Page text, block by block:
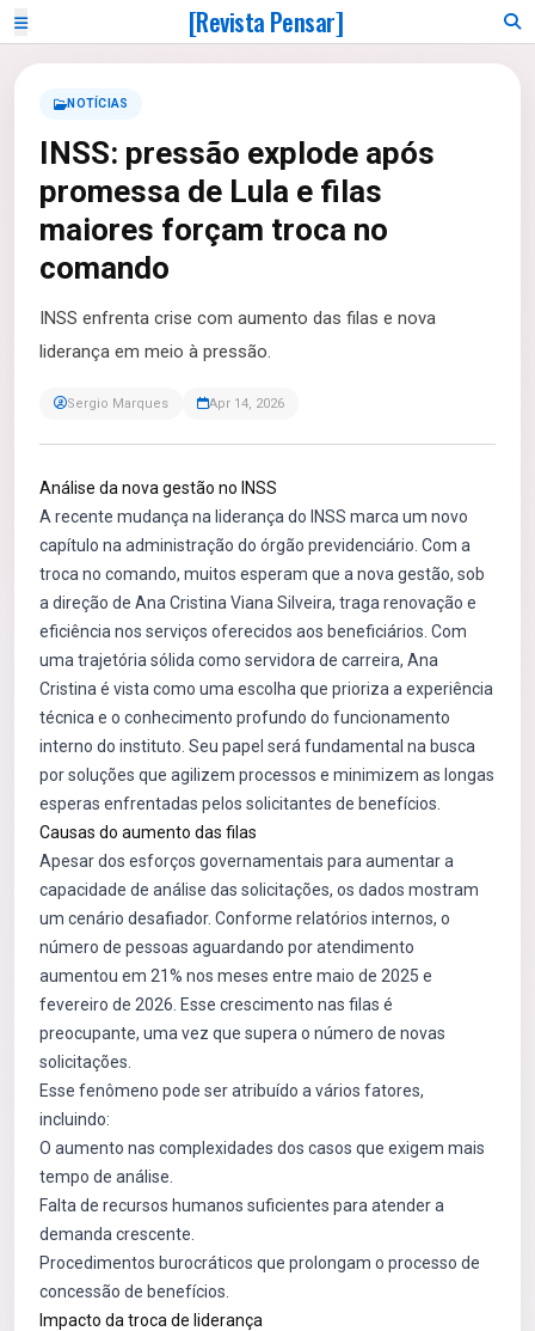
[Revista Pensar]
NOTÍCIAS
INSS: pressão explode após
promessa de Lula e filas
maiores forçam troca no
comando
INSS enfrenta crise com aumento das filas e nova
liderança em meio à pressão.
Sergio Marques Apr 14, 2026
Análise da nova gestão no INSS
A recente mudança na liderança do INSS marca um novo
capítulo na administração do órgão previdenciário. Com a
troca no comando, muitos esperam que a nova gestão, sob
a direção de Ana Cristina Viana Silveira, traga renovação e
eficiência nos serviços oferecidos aos beneficiários. Com
uma trajetória sólida como servidora de carreira, Ana
Cristina é vista como uma escolha que prioriza a experiência
técnica e o conhecimento profundo do funcionamento
interno do instituto. Seu papel será fundamental na busca
por soluções que agilizem processos e minimizem as longas
esperas enfrentadas pelos solicitantes de benefícios.
Causas do aumento das filas
Apesar dos esforços governamentais para aumentar a
capacidade de análise das solicitações, os dados mostram
um cenário desafiador. Conforme relatórios internos, o
número de pessoas aguardando por atendimento
aumentou em 21% nos meses entre maio de 2025 e
fevereiro de 2026. Esse crescimento nas filas é
preocupante, uma vez que supera o número de novas
solicitações.
Esse fenômeno pode ser atribuído a vários fatores,
incluindo:
O aumento nas complexidades dos casos que exigem mais
tempo de análise.
Falta de recursos humanos suficientes para atender a
demanda crescente.
Procedimentos burocráticos que prolongam o processo de
concessão de benefícios.
Impacto da troca de liderança